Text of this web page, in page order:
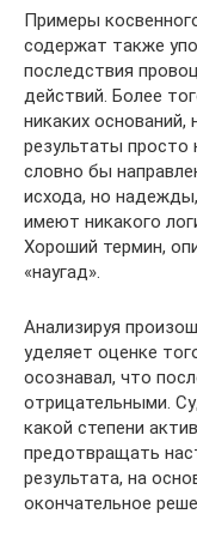
Примеры
содержат также
последствия
действий. Более
никаких оснований,
результаты просто
словно бы
исхода, но
имеют никакого
Хороший термин,
«наугад».
Анализируя
уделяет оценке
осознавал, что
отрицательными.
какой степени
предотвращать
результата, на
окончательное